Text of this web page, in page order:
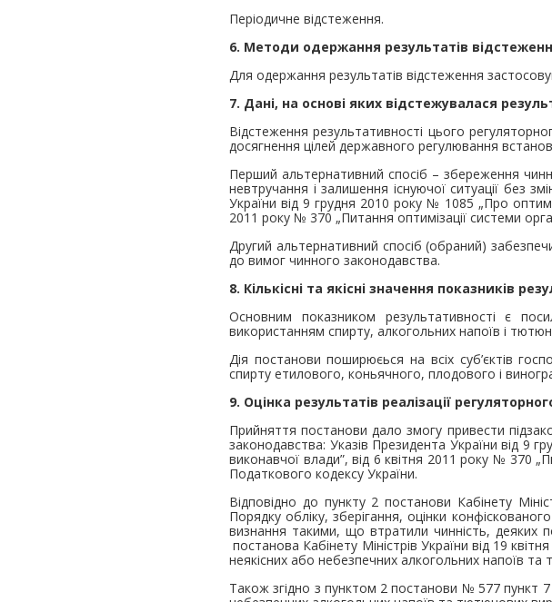
Періодичне відстеження.
6. Методи одержання результатів
Для одержання результатів відстеження
7. Дані, на основі яких відстежувалася
Відстеження результативності цього
досягнення цілей державного регулювання
Перший альтернативний спосіб – збереження
невтручання і залишення існуючої ситуації без
України від 9 грудня 2010 року № 1085 „Про
2011 року № 370 „Питання оптимізації системи
Другий альтернативний спосіб (обраний)
до вимог чинного законодавства.
8. Кількісні та якісні значення показників
Основним показником результативності є
використанням спирту, алкогольних напоїв і
Дія постанови поширюєься на всіх суб’єктів
спирту етилового, коньячного, плодового і
9. Оцінка результатів реалізації
Прийняття постанови дало змогу привести
законодавства: Указів Президента України від 9
виконавчої влади”, від 6 квітня 2011 року № 370
Податкового кодексу України.
Відповідно до пункту 2 постанови Кабінету
Порядку обліку, зберігання, оцінки
визнання такими, що втратили чинність,
постанова Кабінету Міністрів України від 19
неякісних або небезпечних алкогольних напоїв та
Також згідно з пунктом 2 постанови № 577 пункт